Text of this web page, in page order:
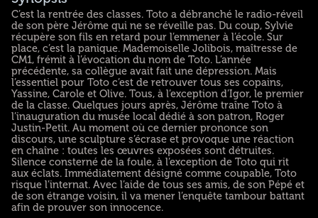
C’est la rentrée des classes. Toto a débranché le radio-réveil
de son père Jérôme qui ne se réveille pas. Du coup, Sylvie
récupère son fils en retard pour l’emmener à l’école. Sur
place, c’est la panique. Mademoiselle Jolibois, maîtresse de
CM1, frémit à l’évocation du nom de Toto. L’année
précédente, sa collègue avait fait une dépression. Mais
l’essentiel pour Toto c’est de retrouver tous ses copains,
Yassine, Carole et Olive. Tous, à l’exception d’Igor, le premier
de la classe. Quelques jours après, Jérôme traîne Toto à
l’inauguration du musée local dédié à son patron, Roger
Justin-Petit. Au moment où ce dernier prononce son
discours, une sculpture s’écrase et provoque une réaction
en chaîne : toutes les œuvres exposées sont détruites.
Silence consterné de la foule, à l’exception de Toto qui rit
aux éclats. Immédiatement désigné comme coupable, Toto
risque l’internat. Avec l’aide de tous ses amis, de son Pépé et
de son étrange voisin, il va mener l’enquête tambour battant
afin de prouver son innocence.